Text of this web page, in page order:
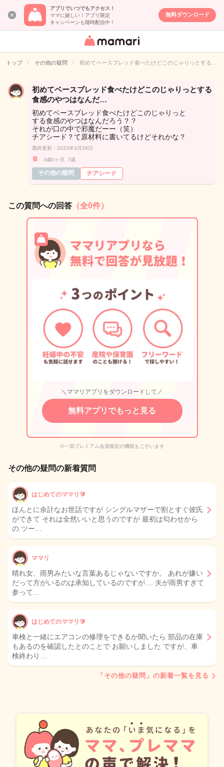
アプリでいつでもアクセス！
ママに嬉しい！アプリ限定
キャンペーンも随時配信中！
無料ダウンロード
女性専用匿名QA
イト
トップ その他の疑問 初めてベースブレッド食べたけどこのじゃりっとする…
初めてベースブレッド食べたけどこのじゃりっとする
食感のやつはなんだ…
初めてベースブレッド食べたけどこのじゃりっと
する食感のやつはなんだろう？？
それが口の中で邪魔だーー（笑）
チアシード？て原材料に書いてるけどそれかな？
最終更新：2023年3月28日
🐰 4歳0ヶ月, 7歳
その他の疑問 チアシード
この質問への回答 （全0件）
＼ママリアプリをダウンロードして／
無料アプリでもっと見る
※一部プレミアム会員限定の機能もございます
その他の疑問の新着質問
はじめてのママリ🔰
ほんとに余計なお世話ですが シングルマザーで割とすぐ彼氏
ができて それは全然いいと思うのですが 最初は匂わせから
の ツー…
ママリ
晴れ女、雨男みたいな言葉あるじゃないですか。 あれが嫌い
だって方がいるのは承知しているのですが.... 夫が雨男すぎて
参って…
はじめてのママリ🔰
車検と一緒にエアコンの修理をできるか聞いたら 部品の在庫
もあるのを確認したとのことで お願いしました ですが、車
検終わり…
「その他の疑問」の新着一覧を見る